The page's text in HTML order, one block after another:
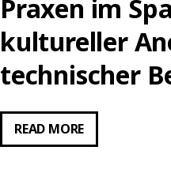
KONTINGENZ
UND
AM
VON
CAMILLE
Praxen im
kultureller
technischer
READ MOREWHERE
APPRECIATION